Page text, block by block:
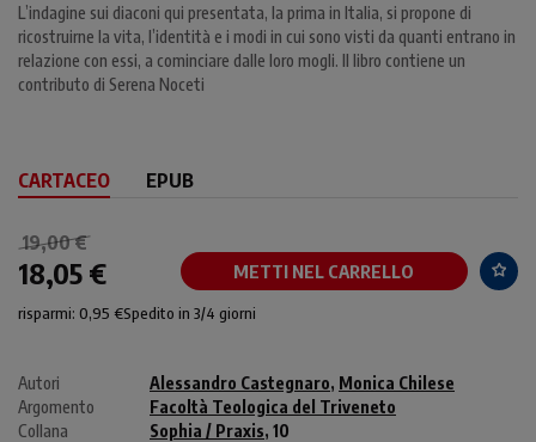
L’indagine sui diaconi qui presentata, la prima in Italia, si propone di
ricostruirne la vita, l’identità e i modi in cui sono visti da quanti entrano in
relazione con essi, a cominciare dalle loro mogli. Il libro contiene un
contributo di Serena Noceti
CARTACEO EPUB
19,00 €
18,05 € METTI NEL CARRELLO
risparmi: 0,95 €Spedito in 3/4 giorni
Autori Alessandro Castegnaro, Monica Chilese
Argomento
Facoltà Teologica del Triveneto
Collana
Sophia / Praxis, 10